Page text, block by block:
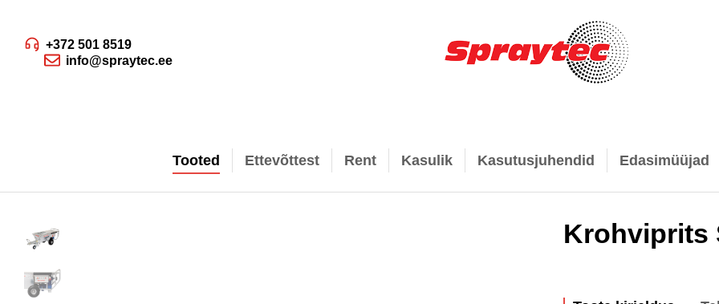
+372 501 8519
info@spraytec.ee
Tooted Ettevõttest Rent Kasulik Kasutusjuhendid Edasimüüjad
Krohviprits